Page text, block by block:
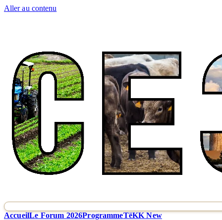
Aller au contenu
AccueilLe Forum 2026ProgrammeTëKK New